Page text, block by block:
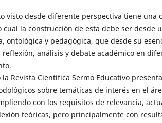
visto desde diferente perspectiva tiene una
la construcción de esta debe ser desde
ontológica y pedagógica, que desde su
análisis y debate académico en
la Revista Científica Sermo Educativo
sobre temáticas de interés en el
con los requisitos de relevancia,
teóricas, pero principalmente con